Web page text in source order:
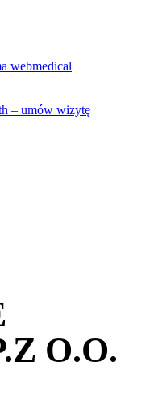
webmedical
– umów wizytę
O.O.